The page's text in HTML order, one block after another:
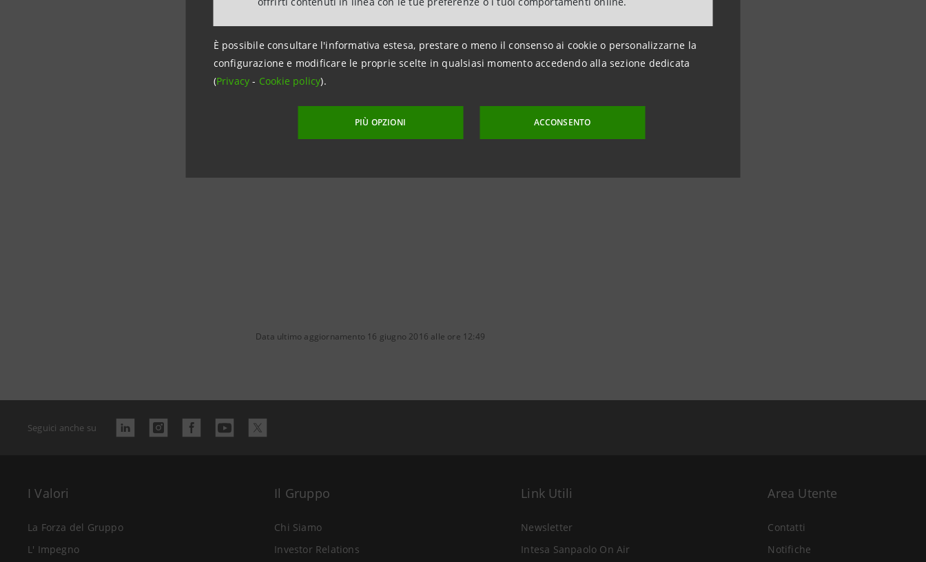
È possibile consultare l'informativa estesa, prestare o meno il consenso ai cookie o personalizzarne la
configurazione e modificare le proprie scelte in qualsiasi momento accedendo alla sezione dedicata
(Privacy- Cookie policy).
PIÙ OPZIONI ACCONSENTO
Per informazioni:
Intesa Sanpaolo
Tel. +39 011.5559609
stampa@intesasanpaolo.com
Data ultimo aggiornamento 16 giugno 2016 alle ore 12:49
Seguici anche su
I Valori
La Forza del Gruppo
L' Impegno
Il Gruppo
Chi Siamo
Investor Relations
Link Utili
Newsletter
Intesa Sanpaolo On Air
Area Utente
Contatti
Notifiche